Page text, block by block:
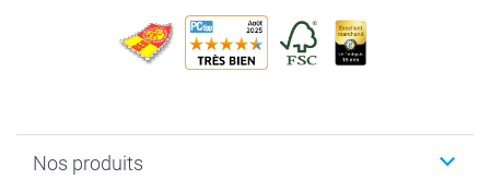
Nos produits